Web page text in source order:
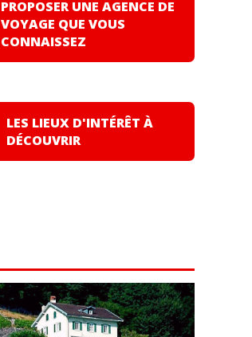
PROPOSER UNE AGENCE DE
VOYAGE QUE VOUS
CONNAISSEZ
LES LIEUX D'INTÉRÊT À
DÉCOUVRIR